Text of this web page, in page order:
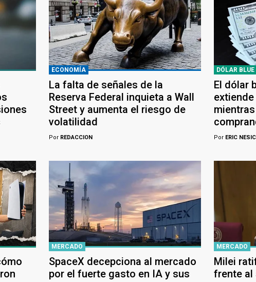
ECONOMÍA
La falta de señales de la
Reserva Federal inquieta a Wall
Street y aumenta el riesgo de
volatilidad
PorREDACCION
DÓLAR BLUE
El dólar
PorERIC
MERCADO
SpaceX decepciona al mercado
por el fuerte gasto en IA y sus
MERCADO
Milei
frente al